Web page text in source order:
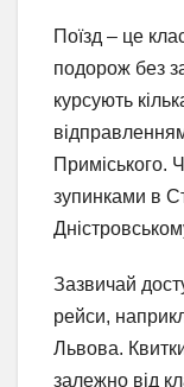
Поїзд – це
подорож без
курсують
Приміського.
зупинками в
Зазвичай
рейси,
Львова.
залежно від